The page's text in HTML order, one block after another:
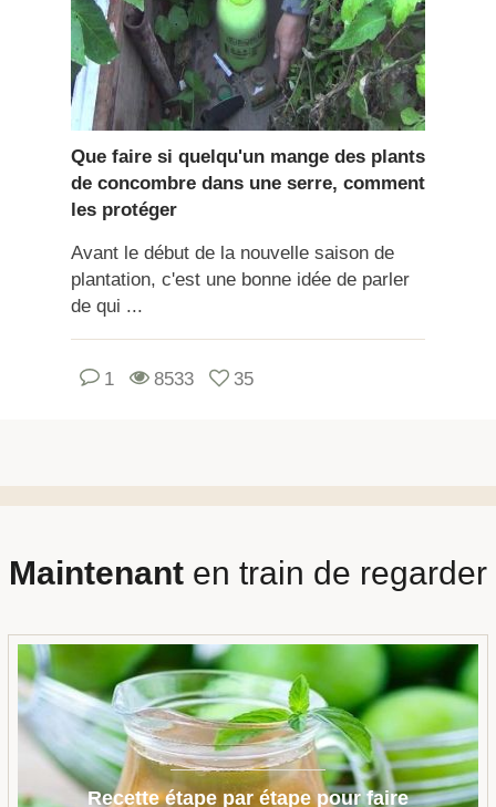
Que faire si quelqu'un mange des plants
de concombre dans une serre, comment
les protéger
Avant le début de la nouvelle saison de
plantation, c'est une bonne idée de parler
de qui ...
1 8533 35
Maintenanten train de regarder
Recette étape par étape pour faire